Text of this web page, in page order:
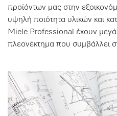
προϊόντων μας στην
υψηλή ποιότητα υλικών και
Miele Professional έχουν
πλεονέκτημα που συμβάλλει